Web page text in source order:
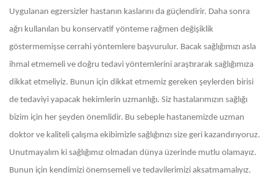
Uygulanan egzersizler hastanın kaslarını da güçlendirir. Daha sonra
ağrı kullanılan bu konservatif yönteme rağmen değişiklik
göstermemişse cerrahi yöntemlere başvurulur. Bacak sağlığımızı asla
ihmal etmemeli ve doğru tedavi yöntemlerini araştırarak sağlığımıza
dikkat etmeliyiz. Bunun için dikkat etmemiz gereken şeylerden birisi
de tedaviyi yapacak hekimlerin uzmanlığı. Siz hastalarımızın sağlığı
bizim için her şeyden önemlidir. Bu sebeple hastanemizde uzman
doktor ve kaliteli çalışma ekibimizle sağlığınızı size geri kazandırıyoruz.
Unutmayalım ki sağlığımız olmadan dünya üzerinde mutlu olamayız.
Bunun için kendimizi önemsemeli ve tedavilerimizi aksatmamalıyız.